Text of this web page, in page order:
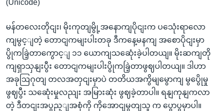
(Unicode)
မန်တလေးတိုငျး၊ မိုးကုတျမွို့အနောကျပိုငျးက ပသေုံးရာလော
ကျမွင့ျတဲ့ တောငျကမျးပါးတခု ဒီကနေ့မနကျ အစောပိုငျးမှာ
ပွိုကခြဲ့တာကွောင့ျ ၁၁ ယောကျသဆေုံးခဲ့ပါတယျ။ မိုးဆကျတို
ကျရှာသှနျးပွီး တောငျကမျးပါးပွိုကခြဲ့တာဖွဈပါတယျ။ ဒါဟာ
အခုဩဂုတျ တလအတှငျးမှာပဲ တတိယအကွိမျမွောကျ မွပွေိုမှု
ဖွဈပွီး သဆေုံးမှုလညျး အမြားဆုံး ဖွဈခဲ့တာပါ။ ရနျကုနျကလာ
တဲ့ ဒီတငျးအပွည့ျအစုံကို ကိုအောငျမွတျသူ က ပွောပွမှာပါ။